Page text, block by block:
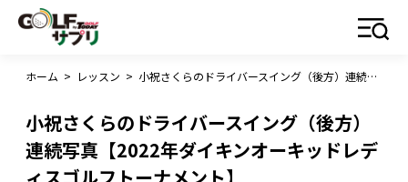
ホーム > レッスン > 小祝さくらのドライバースイング（後方）連続写真【2022年ダイキンオーキッドレディスゴルフトーナメント】
小祝さくらのドライバースイング（後方）
連続写真【2022年ダイキンオーキッドレデ